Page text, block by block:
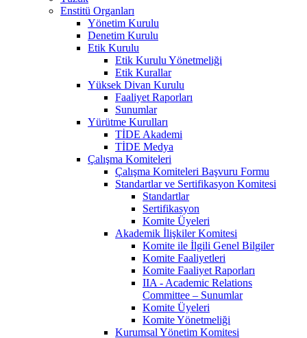
Enstitü Organları
Yönetim Kurulu
Denetim Kurulu
Etik Kurulu
Etik Kurulu Yönetmeliği
Etik Kurallar
Yüksek Divan Kurulu
Faaliyet Raporları
Sunumlar
Yürütme Kurulları
TİDE Akademi
TİDE Medya
Çalışma Komiteleri
Çalışma Komiteleri Başvuru Formu
Standartlar ve Sertifikasyon Komitesi
Standartlar
Sertifikasyon
Komite Üyeleri
Akademik İlişkiler Komitesi
Komite ile İlgili Genel Bilgiler
Komite Faaliyetleri
Komite Faaliyet Raporları
IIA - Academic Relations
Committee – Sunumlar
Komite Üyeleri
Komite Yönetmeliği
Kurumsal Yönetim Komitesi